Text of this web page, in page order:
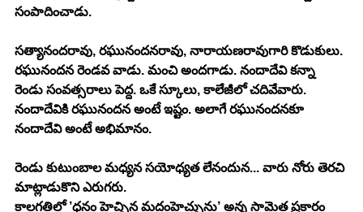
సంపాదించాడు.
సత్యానందరావు, రఘునందనరావు, నారాయణరావుగారి కొడుకులు.
రఘునందన రెండవ వాడు. మంచి అందగాడు. నందాదేవి కన్నా
రెండు సంవత్సరాలు పెద్ద. ఒకే స్కూలు, కాలేజీలో చదివేవారు.
నందాదేవికి రఘునందన అంటే ఇష్టం. అలాగే రఘునందనకూ
నందాదేవి అంటే అభిమానం.
రెండు కుటుంబాల మధ్యన సయోధ్యత లేనందున... వారు నోరు తెరచి
మాట్లాడుకొని ఎరుగరు.
కాలగతిలో ’ధనం హెచ్చిన మదంహెచ్చును’ అన్న సామెత ప్రకారం